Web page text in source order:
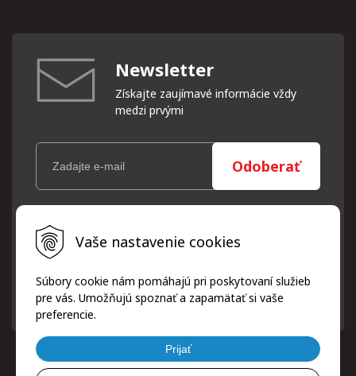
Vaše nastavenie cookies
Súbory cookie nám pomáhajú pri poskytovaní služieb
pre vás. Umožňujú spoznať a zapamätať si vaše
preferencie.
Prijať
Newsletter
Získajte zaujímavé informácie vždy
medzi prvými
Odoberať
Vaše osobné údaje (email) budeme spracovávať len za týmto
účelom v súlade s platnou legislatívou a zásadami ochrany
osobných údajov. Súhlas potvrdíte kliknutím na odkaz, ktorý
písomne, emailom alebo kliknutím na odkaz z ktoréhokoľvek
informačného emailu.